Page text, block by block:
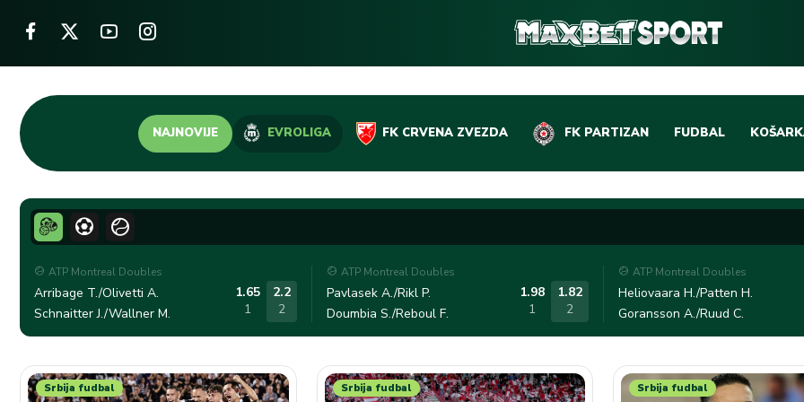
Skip
content
NAJNOVIJE EVROLIGA FK CRVENA ZVEZDA FK PARTIZAN FUDBAL
DOMAĆI FUDBAL
LIGE PETICE
OSTALE LIGE
ABA
ATP Montreal Doubles
Arribage T./Olivetti A.
Schnaitter J./Wallner M.
1.65
1
2.2
2
ATP Montreal Doubles
Pavlasek A./Rikl P.
Doumbia S./Reboul F.
1.98
1
1.82
2
ATP Montreal Doubles
Heliovaara H./Patten H.
Goransson A./Ruud C.
Srbija fudbal Srbija fudbal Srbija fudbal